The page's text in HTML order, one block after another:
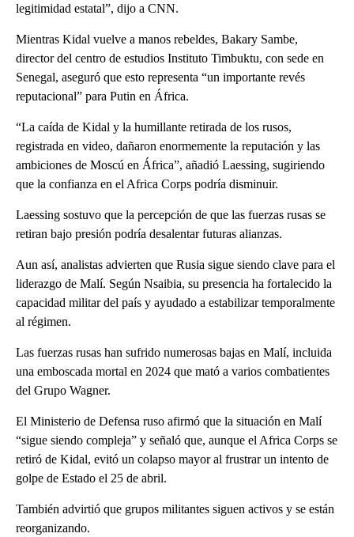
legitimidad estatal”, dijo a CNN.
Mientras Kidal vuelve a manos rebeldes, Bakary Sambe,
director del centro de estudios Instituto Timbuktu, con sede en
Senegal, aseguró que esto representa “un importante revés
reputacional” para Putin en África.
“La caída de Kidal y la humillante retirada de los rusos,
registrada en video, dañaron enormemente la reputación y las
ambiciones de Moscú en África”, añadió Laessing, sugiriendo
que la confianza en el Africa Corps podría disminuir.
Laessing sostuvo que la percepción de que las fuerzas rusas se
retiran bajo presión podría desalentar futuras alianzas.
Aun así, analistas advierten que Rusia sigue siendo clave para el
liderazgo de Malí. Según Nsaibia, su presencia ha fortalecido la
capacidad militar del país y ayudado a estabilizar temporalmente
al régimen.
Las fuerzas rusas han sufrido numerosas bajas en Malí, incluida
una emboscada mortal en 2024 que mató a varios combatientes
del Grupo Wagner.
El Ministerio de Defensa ruso afirmó que la situación en Malí
“sigue siendo compleja” y señaló que, aunque el Africa Corps se
retiró de Kidal, evitó un colapso mayor al frustrar un intento de
golpe de Estado el 25 de abril.
También advirtió que grupos militantes siguen activos y se están
reorganizando.